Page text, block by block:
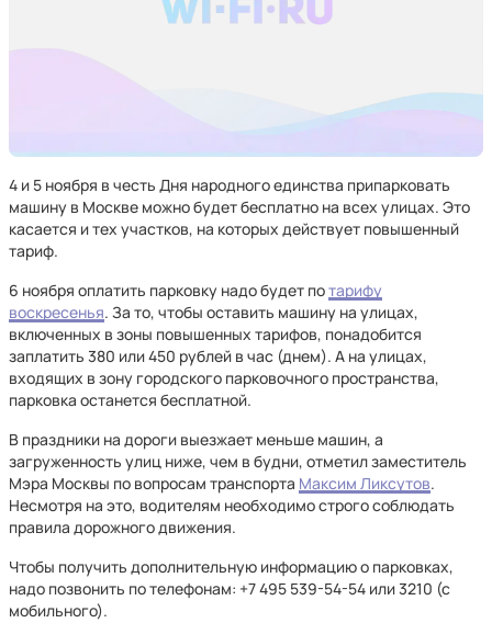
4 и 5 ноября в честь Дня народного единства припарковать
машину в Москве можно будет бесплатно на всех улицах. Это
касается и тех участков, на которых действует повышенный
тариф.
6 ноября оплатить парковку надо будет потарифу
воскресенья. За то, чтобы оставить машину на улицах,
включенных в зоны повышенных тарифов, понадобится
заплатить 380 или 450 рублей в час (днем). А на улицах,
входящих в зону городского парковочного пространства,
парковка останется бесплатной.
В праздники на дороги выезжает меньше машин, а
загруженность улиц ниже, чем в будни, отметил заместитель
Мэра Москвы по вопросам транспорта Максим Ликсутов.
Несмотря на это, водителям необходимо строго соблюдать
правила дорожного движения.
Чтобы получить дополнительную информацию о парковках,
надо позвонить по телефонам: +7 495 539-54-54 или 3210 (с
мобильного).